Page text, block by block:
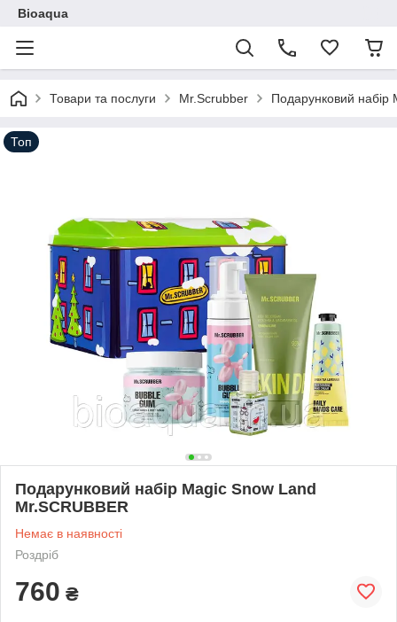
Bioaqua
Товари та послуги Mr.Scrubber Подарунковий набір
Топ
Подарунковий набір Magic Snow Land
Mr.SCRUBBER
Немає в наявності
Роздріб
760 ₴